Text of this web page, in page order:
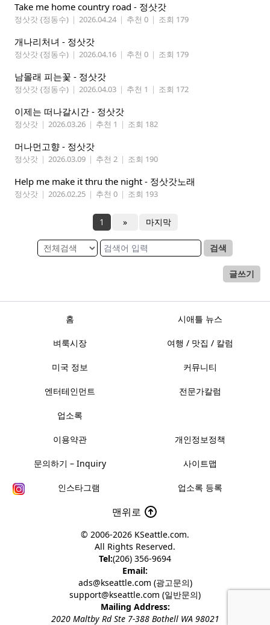
Take me home country road - 정삿갓
정삿갓 {정동수) | 2026.04.24 | 추천 0 | 조회 179
개나리처녀 - 정삿갓
정삿갓 {정동수) | 2026.04.16 | 추천 0 | 조회 179
남몰래 피는꽃 - 정삿갓
정삿갓 {정동수) | 2026.04.03 | 추천 1 | 조회 172
이제는 떠나갈시간 - 정삿갓
정삿갓 | 2026.03.26 | 추천 1 | 조회 182
머나먼고향 - 정삿갓
정삿갓 | 2026.03.09 | 추천 2 | 조회 190
Help me make it thru the night - 정삿갓노래
정삿갓 | 2026.02.25 | 추천 0 | 조회 193
1 » 마지막
검색
글쓰기
홈 시애틀 뉴스
벼룩시장 여행 / 맛집 / 칼럼
미국 정보 커뮤니티
엔터테인먼트 전문가칼럼
업소록
이용약관 개인정보정책
문의하기 – Inquiry 사이트맵
인스타그램 업소록 등록
맨위로
© 2006-2026 KSeattle.com.
All Rights Reserved.
Tel:(206) 356-9694
Email:
ads@kseattle.com (광고문의)
support@kseattle.com (일반문의)
Mailing Address:
2020 Maltby Rd Ste 7-388 Bothell WA 98021